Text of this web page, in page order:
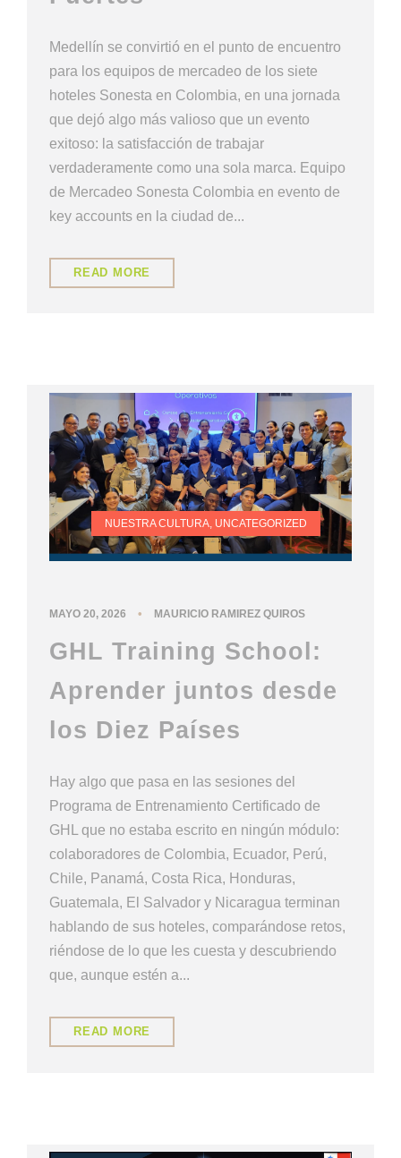
Medellín se convirtió en el punto de encuentro
para los equipos de mercadeo de los siete
hoteles Sonesta en Colombia, en una jornada
que dejó algo más valioso que un evento
exitoso: la satisfacción de trabajar
verdaderamente como una sola marca. Equipo
de Mercadeo Sonesta Colombia en evento de
key accounts en la ciudad de...
READ MORE
NUESTRA CULTURA, UNCATEGORIZED
MAYO 20, 2026 • MAURICIO RAMIREZ QUIROS
GHL Training School:
Aprender juntos desde
los Diez Países
Hay algo que pasa en las sesiones del
Programa de Entrenamiento Certificado de
GHL que no estaba escrito en ningún módulo:
colaboradores de Colombia, Ecuador, Perú,
Chile, Panamá, Costa Rica, Honduras,
Guatemala, El Salvador y Nicaragua terminan
hablando de sus hoteles, comparándose retos,
riéndose de lo que les cuesta y descubriendo
que, aunque estén a...
READ MORE